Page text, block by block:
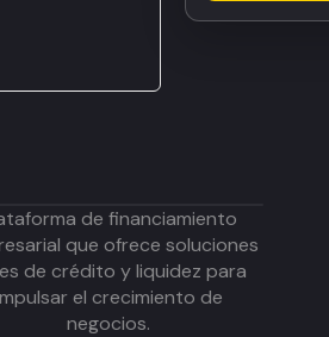
de financiamiento
que ofrece soluciones
de crédito y liquidez para
el crecimiento de
negocios.